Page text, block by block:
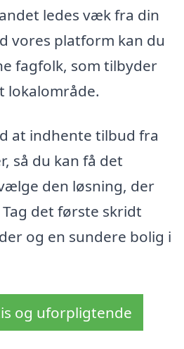
ledes væk fra din
vores platform kan du
fagfolk, som tilbyder
lokalområde.
at indhente tilbud fra
så du kan få det
den løsning, der
det første skridt
og en sundere bolig i
og uforpligtende